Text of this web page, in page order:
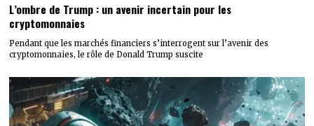
L’ombre de Trump : un avenir incertain pour les
cryptomonnaies
Pendant que les marchés financiers s’interrogent sur l’avenir des
cryptomonnaies, le rôle de Donald Trump suscite